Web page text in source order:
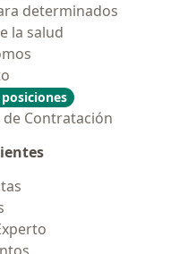
determinados
la salud
Contratación